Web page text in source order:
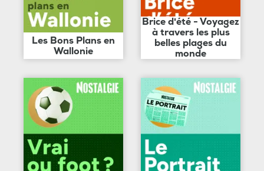
Les Bons Plans en
Wallonie
Brice d'été - Voyagez
à travers les plus
belles plages du
monde